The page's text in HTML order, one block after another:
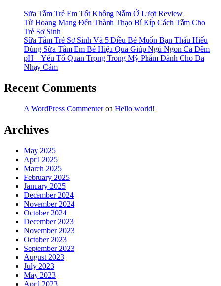
Sữa Tắm Trẻ Em Tốt Không Nằm Ở Lượt Review
Từ Hoang Mang Đến Thành Thạo Bí Kíp Cách Tắm Cho
Trẻ Sơ Sinh
Sữa Tắm Trẻ Sơ Sinh Và 5 Điều Bé Muốn Bạn Thấu Hiểu
Dùng Sữa Tắm Em Bé Hiệu Quả Giúp Ngủ Ngon Cả Đêm
pH – Yếu Tố Quan Trọng Trong Mỹ Phẩm Dành Cho Da
Nhạy Cảm
Recent Comments
A WordPress Commenteron Hello world!
Archives
May 2025
April 2025
March 2025
February 2025
January 2025
December 2024
November 2024
October 2024
December 2023
November 2023
October 2023
September 2023
August 2023
July 2023
May 2023
April 2023